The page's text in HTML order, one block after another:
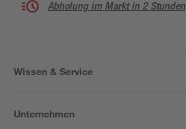
Abholung im Markt in 2 Stunden
Wissen & Service
Unternehmen